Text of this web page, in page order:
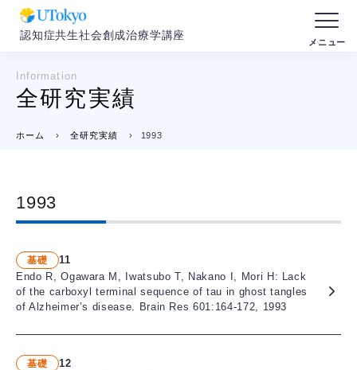
認知症共生社会創成治療学講座
Information
全研究実績
ホーム › 全研究実績 › 1993
1993
基礎
11
Endo R, Ogawara M, Iwatsubo T, Nakano I, Mori H: Lack
of the carboxyl terminal sequence of tau in ghost tangles
of Alzheimer’s disease. Brain Res 601:164-172, 1993
基礎
12